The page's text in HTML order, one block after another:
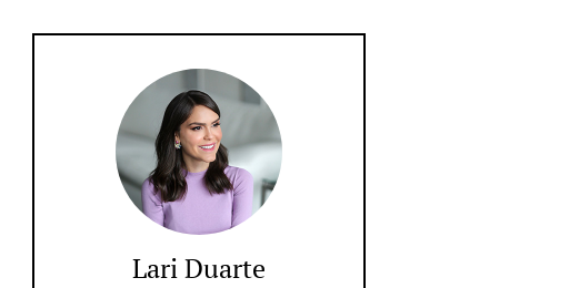
Lari Duarte